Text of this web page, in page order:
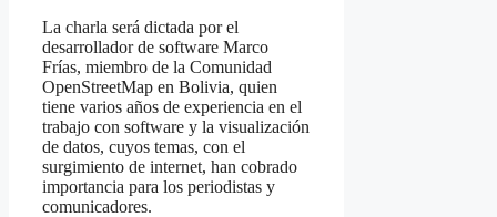
La charla será dictada por el
desarrollador de software Marco
Frías, miembro de la Comunidad
OpenStreetMap en Bolivia, quien
tiene varios años de experiencia en el
trabajo con software y la visualización
de datos, cuyos temas, con el
surgimiento de internet, han cobrado
importancia para los periodistas y
comunicadores.